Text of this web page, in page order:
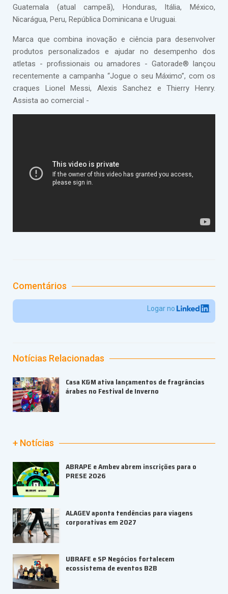
Guatemala (atual campeã), Honduras, Itália, México,
Nicarágua, Peru, República Dominicana e Uruguai.
Marca que combina inovação e ciência para desenvolver
produtos personalizados e ajudar no desempenho dos
atletas - profissionais ou amadores - Gatorade® lançou
recentemente a campanha “Jogue o seu Máximo”, com os
craques Lionel Messi, Alexis Sanchez e Thierry Henry.
Assista ao comercial -
Comentários
Logar no
Notícias Relacionadas
Casa K&M ativa lançamentos de fragrâncias
árabes no Festival de Inverno
+ Notícias
ABRAPE e Ambev abrem inscrições para o
PRESE 2026
ALAGEV aponta tendências para viagens
corporativas em 2027
UBRAFE e SP Negócios fortalecem
ecossistema de eventos B2B